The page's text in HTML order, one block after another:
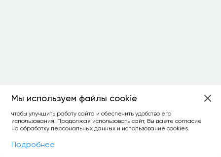
Фильтры
Мы используем файлы cookie
чтобы улучшить работу сайта и обеспечить удобство его
использования. Продолжая использовать сайт, Вы даёте согласие
на обработку персональных данных и использование cookies.
Подробнее